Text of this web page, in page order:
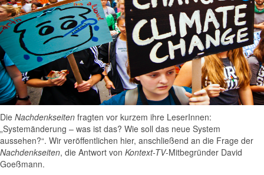
Die Nachdenkseiten fragten vor kurzem ihre LeserInnen:
„Systemänderung – was ist das? Wie soll das neue System
aussehen?“. Wir veröffentlichen hier, anschließend an die Frage der
Nachdenkseiten, die Antwort von Kontext-TV-Mitbegründer David
Goeßmann.